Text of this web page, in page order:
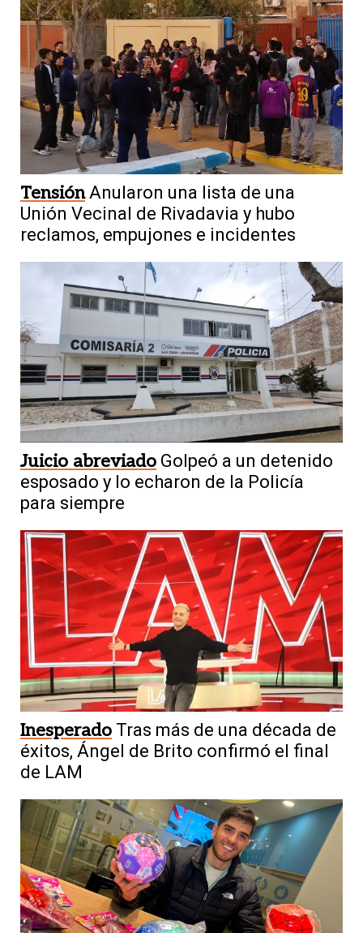
Tensión Anularon una lista de una
Unión Vecinal de Rivadavia y hubo
reclamos, empujones e incidentes
Juicio abreviado Golpeó a un detenido
esposado y lo echaron de la Policía
para siempre
Inesperado Tras más de una década de
éxitos, Ángel de Brito confirmó el final
de LAM